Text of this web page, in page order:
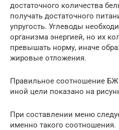
достаточного количества
получать достаточного
упругость. Углеводы
организма энергией, но их
превышать норму, иначе
жировые отложения.
Правильное соотношение
иной цели показано на
При составлении меню
именно такого соотношения.